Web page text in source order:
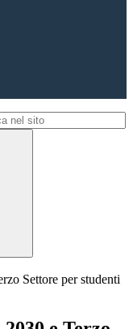
Settore per studenti